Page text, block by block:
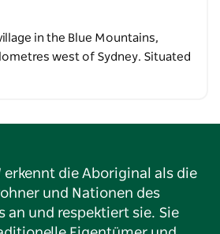
in the Blue Mountains,
west of Sydney. Situated
erkennt die Aboriginal als die
und Nationen des
an und respektiert sie. Sie